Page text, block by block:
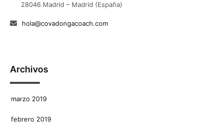
28046 Madrid – Madrid (España)
hola@covadongacoach.com
Archivos
marzo 2019
febrero 2019